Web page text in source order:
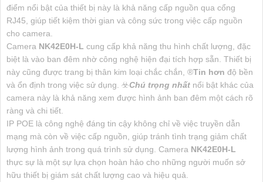
điểm nổi bật của thiết bị này là khả năng cấp nguồn qua cổng
RJ45, giúp tiết kiệm thời gian và công sức trong việc cấp nguồn
cho camera.
Camera NK42E0H-L cung cấp khả năng thu hình chất lượng, đặc
biệt là vào ban đêm nhờ công nghệ hiện đại tích hợp sẵn. Thiết bị
này cũng được trang bị thân kim loại chắc chắn, ®️Tin hơn độ bền
và ổn định trong việc sử dụng. ☣️Chú trọng nhất nổi bật khác của
camera này là khả năng xem được hình ảnh ban đêm một cách rõ
ràng và chi tiết.
IP POE là công nghệ đáng tin cậy không chỉ về việc truyền dẫn
mạng mà còn về việc cấp nguồn, giúp tránh tình trạng giảm chất
lượng hình ảnh trong quá trình sử dụng. Camera NK42E0H-L
thực sự là một sự lựa chọn hoàn hảo cho những người muốn sở
hữu thiết bị giám sát chất lượng cao và hiệu quả.